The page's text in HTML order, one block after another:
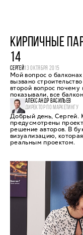
КИРПИЧНЫЕ
14
СЕРГЕЙ13 ОКТЯБРЯ 2015
Мой вопрос о
вызвано
второй вопрос почему
показывали, все
АЛЕКСАНДР ВАСИЛЬЕВ
ДИРЕКТОР ПО МАРКЕТИНГУ
Добрый день, Сергей.
предусмотрены
решение авторов. В
визуализацию,
реальным проектом.